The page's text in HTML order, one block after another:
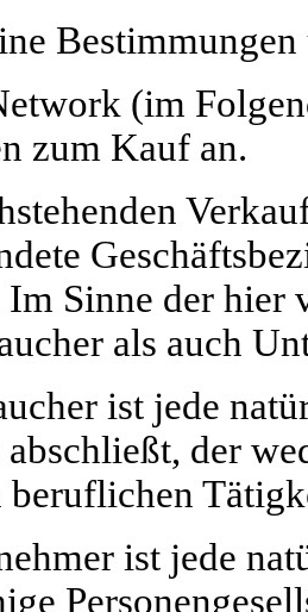
(im
zum Kauf an.
Sinne der
als auch
ist jede
der
beruflichen
ist jede